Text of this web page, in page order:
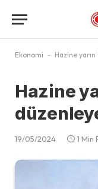
Ekonomi - Hazine
Hazine
19/05/2024 1 Min